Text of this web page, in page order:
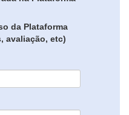
da Plataforma
avaliação, etc)